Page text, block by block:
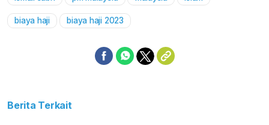
biaya haji biaya haji 2023
Berita Terkait